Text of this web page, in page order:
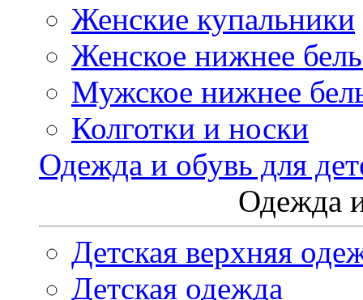
Женские купальники
Женское нижнее
Мужское нижнее
Колготки и носки
Одежда и обувь для
Одежда
Детская верхняя
Детская одежда